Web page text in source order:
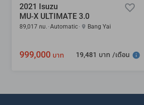
2021 Isuzu
MU-X ULTIMATE 3.0
89,017 กม. Automatic Bang Yai
999,000 บาท 19,481 บาท /เดือน